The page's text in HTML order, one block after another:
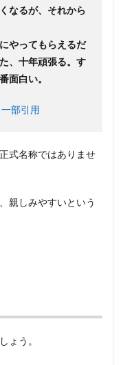
なるが、それから
やってもらえるだ
、十年頑張る。す
面白い。
部引用
式名称ではありませ
親しみやすいという
ょう。